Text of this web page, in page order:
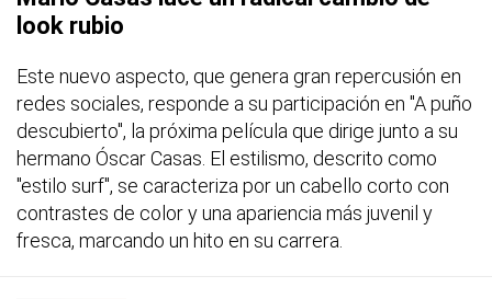
look rubio
Este nuevo aspecto, que genera gran repercusión en
redes sociales, responde a su participación en "A puño
descubierto", la próxima película que dirige junto a su
hermano Óscar Casas. El estilismo, descrito como
"estilo surf", se caracteriza por un cabello corto con
contrastes de color y una apariencia más juvenil y
fresca, marcando un hito en su carrera.